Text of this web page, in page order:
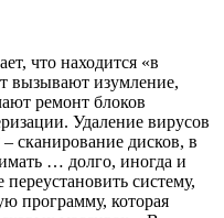
что находится «в
вызывают изумление,
ремонт блоков
Удаление вирусов
сканирование дисков, в
… долго, иногда и
систему,
программу, которая